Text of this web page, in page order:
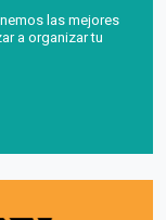
las mejores
a organizar tu